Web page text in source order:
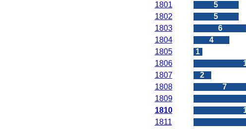
1801
5
1802
5
1803
6
1804
4
1805
1
1806
1807
2
1808
7
1809
1810
1811